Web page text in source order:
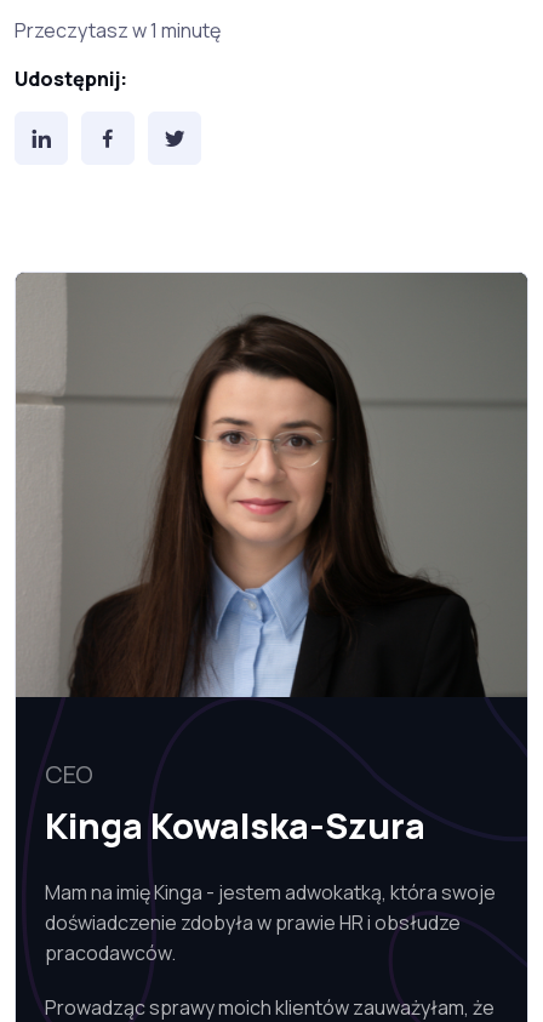
Przeczytasz w 1 minutę
Udostępnij:
CEO
Kinga Kowalska-Szura
Mam na imię Kinga - jestem adwokatką, która swoje
doświadczenie zdobyła w prawie HR i obsłudze
pracodawców.
Prowadząc sprawy moich klientów zauważyłam, że